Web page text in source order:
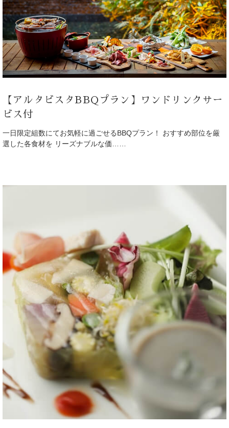
【アルタビスタBBQプラン】ワンドリンクサー
ビス付
一日限定組数にてお気軽に過ごせるBBQプラン！ おすすめ部位を厳
選した各食材を リーズナブルな価……